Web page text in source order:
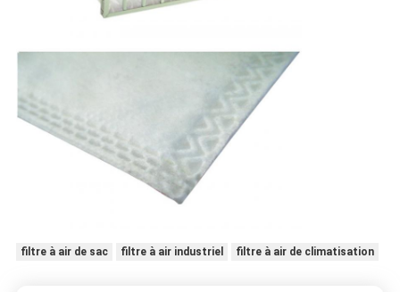
filtre à air de sac filtre à air industriel filtre à air de climatisation